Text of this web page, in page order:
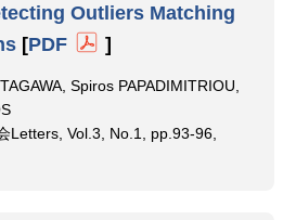
Outliers Matching
[PDF ]
Spiros PAPADIMITRIOU,
Letters, Vol.3, No.1, pp.93-96,